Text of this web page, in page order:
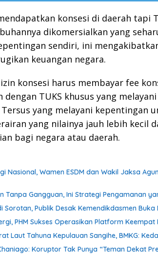
konsesi di daerah tapi
dikomersialkan yang
sendiri, ini
keuangan negara.
konsesi harus membayar fee
dengan TUKS khusus yang
Tersus yang melayani kepentingan
yang nilainya jauh lebih kecil
bagi negara atau daerah.
Nasional, Wamen ESDM dan Wakil Jaksa
Tanpa Gangguan, Ini Strategi Pengamanan
Sorotan, Publik Desak Kemendikdasmen Buka
PHM Sukses Operasikan Platform Keempat
Laut Tahuna Kepulauan Sangihe, BMKG:
Koruptor Tak Punya “Teman Dekat